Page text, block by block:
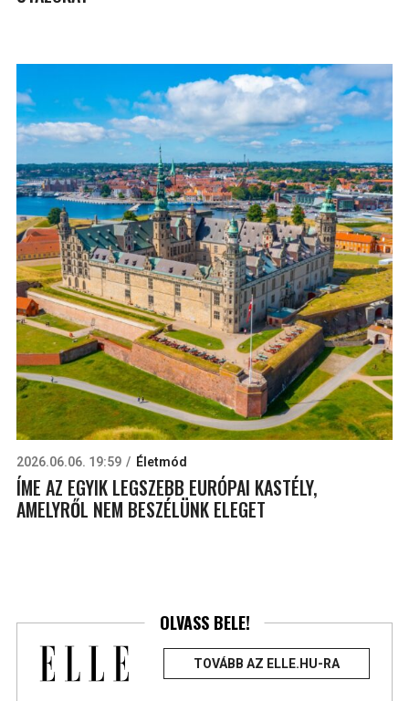
2026.06.06. 19:59 Életmód
ÍME AZ EGYIK LEGSZEBB EURÓPAI KASTÉLY,
AMELYRŐL NEM BESZÉLÜNK ELEGET
OLVASS BELE!
TOVÁBB AZ ELLE.HU-RA